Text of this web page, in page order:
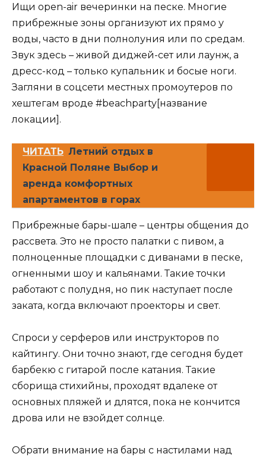
Ищи open-air вечеринки на песке. Многие
прибрежные зоны организуют их прямо у
воды, часто в дни полнолуния или по средам.
Звук здесь – живой диджей-сет или лаунж, а
дресс-код – только купальник и босые ноги.
Загляни в соцсети местных промоутеров по
хештегам вроде #beachparty[название
локации].
ЧИТАТЬ Летний отдых в
Красной Поляне Выбор и
аренда комфортных
апартаментов в горах
Прибрежные бары-шале – центры общения до
рассвета. Это не просто палатки с пивом, а
полноценные площадки с диванами в песке,
огненными шоу и кальянами. Такие точки
работают с полудня, но пик наступает после
заката, когда включают проекторы и свет.
Спроси у серферов или инструкторов по
кайтингу. Они точно знают, где сегодня будет
барбекю с гитарой после катания. Такие
сборища стихийны, проходят вдалеке от
основных пляжей и длятся, пока не кончится
дрова или не взойдет солнце.
Обрати внимание на бары с настилами над